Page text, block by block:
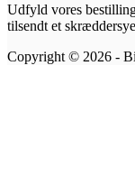
Udfyld vores
tilsendt et
Copyright © 2026 -